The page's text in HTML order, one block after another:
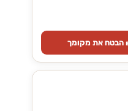
הבטח את מקומך